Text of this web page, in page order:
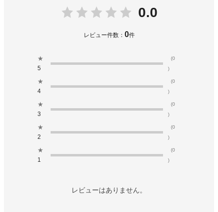
0.0
レビュー件数： 0件
★
5
(0
)
★
4
(0
)
★
3
(0
)
★
2
(0
)
★
1
(0
)
レビューはありません。